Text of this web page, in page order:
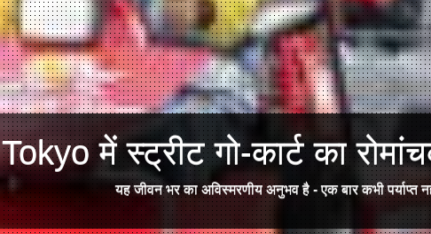
Tokyo में स्ट्रीट गो-कार्ट का
यह जीवन भर का अविस्मरणीय अनुभव है - एक बार कभी पर्याप्त